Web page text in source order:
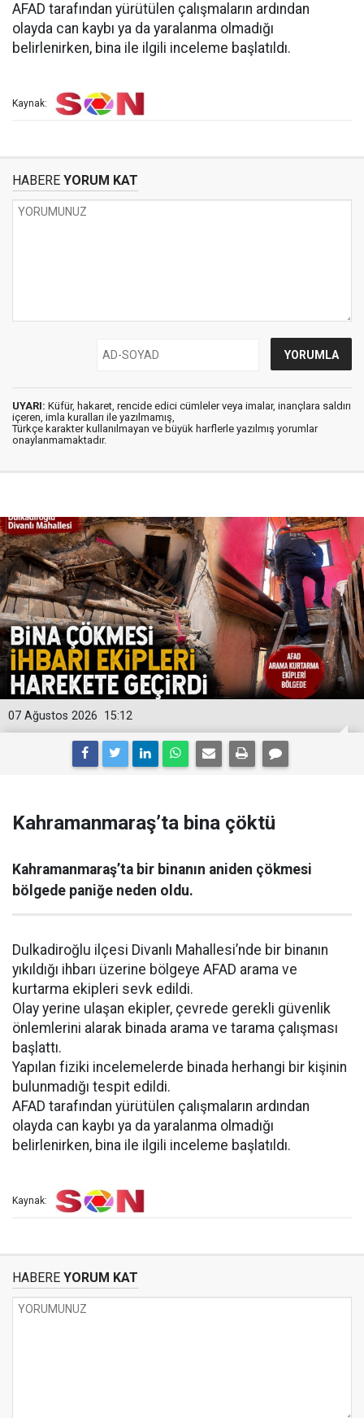
AFAD tarafından yürütülen çalışmaların ardından
olayda can kaybı ya da yaralanma olmadığı
belirlenirken, bina ile ilgili inceleme başlatıldı.
Kaynak:
HABERE YORUM KAT
UYARI: Küfür, hakaret, rencide edici cümleler veya imalar, inançlara saldırı
içeren, imla kuralları ile yazılmamış,
Türkçe karakter kullanılmayan ve büyük harflerle yazılmış yorumlar
onaylanmamaktadır.
15:12
07 Ağustos 2026
Kahramanmaraş’ta bina çöktü
Kahramanmaraş’ta bir binanın aniden çökmesi
bölgede paniğe neden oldu.
Dulkadiroğlu ilçesi Divanlı Mahallesi’nde bir binanın
yıkıldığı ihbarı üzerine bölgeye AFAD arama ve
kurtarma ekipleri sevk edildi.
Olay yerine ulaşan ekipler, çevrede gerekli güvenlik
önlemlerini alarak binada arama ve tarama çalışması
başlattı.
Yapılan fiziki incelemelerde binada herhangi bir kişinin
bulunmadığı tespit edildi.
AFAD tarafından yürütülen çalışmaların ardından
olayda can kaybı ya da yaralanma olmadığı
belirlenirken, bina ile ilgili inceleme başlatıldı.
Kaynak:
HABERE YORUM KAT